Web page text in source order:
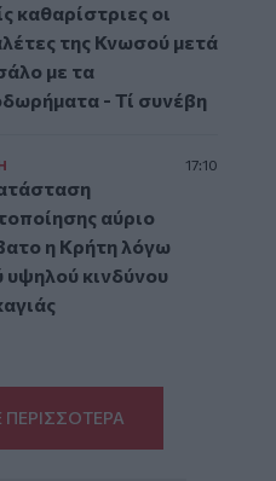
καθαρίστριες οι
της Κνωσού μετά
με τα
- Τί συνέβη
17:10
αύριο
η Κρήτη λόγω
υψηλού κινδύνου